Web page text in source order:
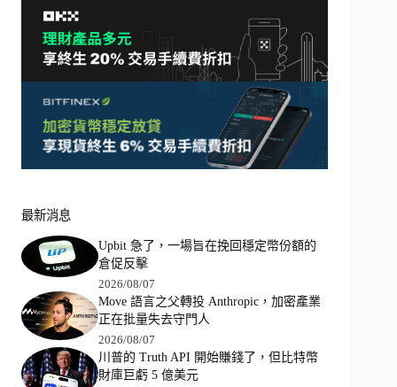
最新消息
Upbit 急了，一場旨在挽回穩定幣份額的
倉促反擊
2026/08/07
Move 語言之父轉投 Anthropic，加密產業
正在批量失去守門人
2026/08/07
川普的 Truth API 開始賺錢了，但比特幣
財庫巨虧 5 億美元